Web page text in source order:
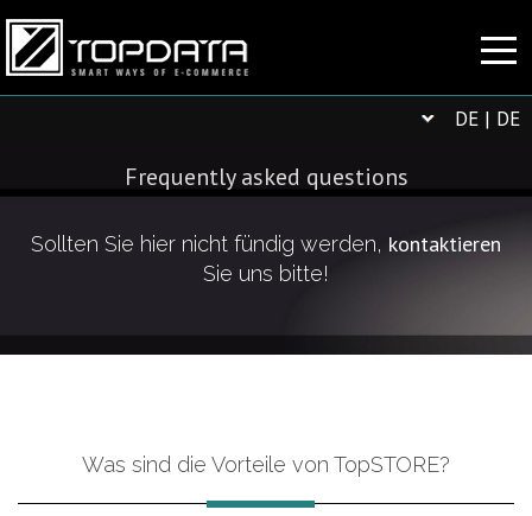
DE | DE
Frequently asked questions
Sollten Sie hier nicht fündig werden, kontaktieren
Sie uns bitte!
Was sind die Vorteile von TopSTORE?